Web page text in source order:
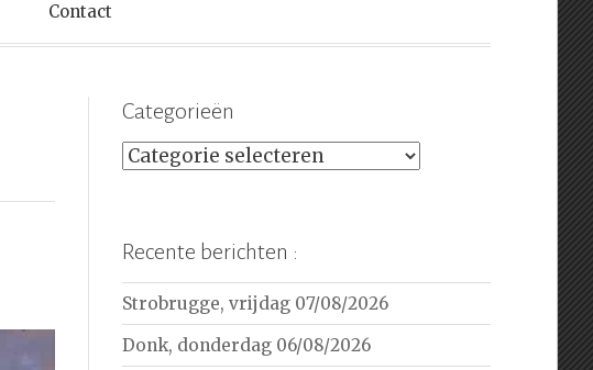
Contact
Categorieën
Categorieën
Recente berichten :
Strobrugge, vrijdag 07/08/2026
Donk, donderdag 06/08/2026